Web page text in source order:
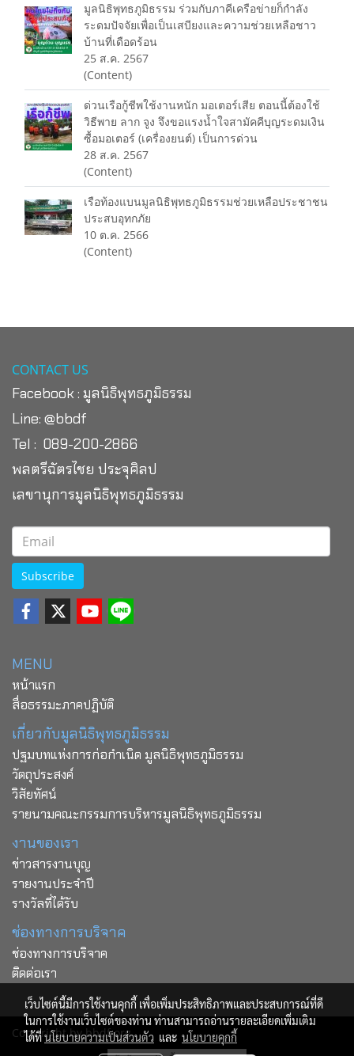
มูลนิธิพุทธภูมิธรรม ร่วมกับภาคีเครือข่ายก็กำลัง
ระดมปัจจัยเพื่อเป็นเสบียงและความช่วยเหลือชาว
บ้านที่เดือดร้อน
25 ส.ค. 2567
(Content)
ด่วน️เรือกู้ชีพใช้งานหนัก มอเตอร์เสีย ตอนนี้ต้องใช้
วิธีพาย ลาก จูง จึงขอแรงน้ำใจสามัคคีบุญระดมเงิน
ซื้อมอเตอร์ (เครื่องยนต์) เป็นการด่วน️
28 ส.ค. 2567
(Content)
เรือท้องแบนมูลนิธิพุทธภูมิธรรมช่วยเหลือประชาชน
ประสบอุทกภัย
10 ต.ค. 2566
(Content)
CONTACT US
Facebook : มูลนิธิพุทธภูมิธรรม
Line: @bbdf
Tel : 089-200-2866
พลตรีฉัตรไชย ประจุศิลป
เลขานุการมูลนิธิพุทธภูมิธรรม
Subscribe
MENU
หน้าแรก
สื่อธรรมะภาคปฏิบัติ
เกี่ยวกับมูลนิธิพุทธภูมิธรรม
ปฐมบทแห่งการก่อกำเนิด มูลนิธิพุทธภูมิธรรม
วัตถุประสงค์
วิสัยทัศน์
รายนามคณะกรรมการบริหารมูลนิธิพุทธภูมิธรรม
งานของเรา
ข่าวสารงานบุญ
รายงานประจำปี
รางวัลที่ได้รับ
ช่องทางการบริจาค
ช่องทางการบริจาค
ติดต่อเรา
Copy right by bbdf.org
เว็บไซต์นี้มีการใช้งานคุกกี้ เพื่อเพิ่มประสิทธิภาพและประสบการณ์ที่ดี
ในการใช้งานเว็บไซต์ของท่าน ท่านสามารถอ่านรายละเอียดเพิ่มเติม
ได้ที่นโยบายความเป็นส่วนตัว และ นโยบายคุกกี้